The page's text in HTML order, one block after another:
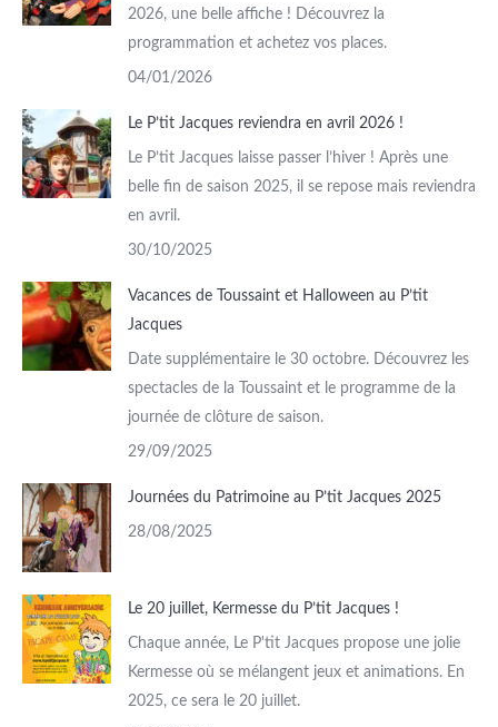
2026, une belle affiche ! Découvrez la
programmation et achetez vos places.
04/01/2026
Le P’tit Jacques reviendra en avril 2026 !
Le P’tit Jacques laisse passer l’hiver ! Après une
belle fin de saison 2025, il se repose mais reviendra
en avril.
30/10/2025
Vacances de Toussaint et Halloween au P’tit
Jacques
Date supplémentaire le 30 octobre. Découvrez les
spectacles de la Toussaint et le programme de la
journée de clôture de saison.
29/09/2025
Journées du Patrimoine au P’tit Jacques 2025
28/08/2025
Le 20 juillet, Kermesse du P’tit Jacques !
Chaque année, Le P'tit Jacques propose une jolie
Kermesse où se mélangent jeux et animations. En
2025, ce sera le 20 juillet.